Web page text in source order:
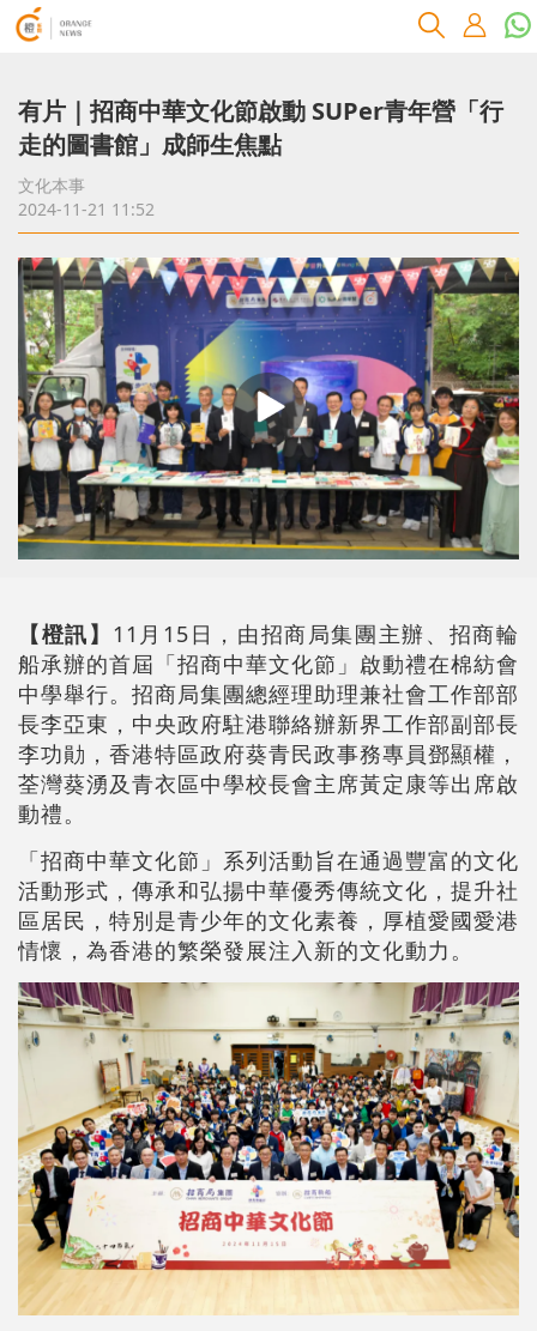
有片｜招商中華文化節啟動 SUPer青年營「行
走的圖書館」成師生焦點
文化本事
2024-11-21 11:52
【橙訊】 11月15日，由招商局集團主辦、招商輪
船承辦的首屆「招商中華文化節」啟動禮在棉紡會
中學舉行。招商局集團總經理助理兼社會工作部部
長李亞東，中央政府駐港聯絡辦新界工作部副部長
李功勛，香港特區政府葵青民政事務專員鄧顯權，
荃灣葵湧及青衣區中學校長會主席黃定康等出席啟
動禮。
「招商中華文化節」系列活動旨在通過豐富的文化
活動形式，傳承和弘揚中華優秀傳統文化，提升社
區居民，特別是青少年的文化素養，厚植愛國愛港
情懷，為香港的繁榮發展注入新的文化動力。